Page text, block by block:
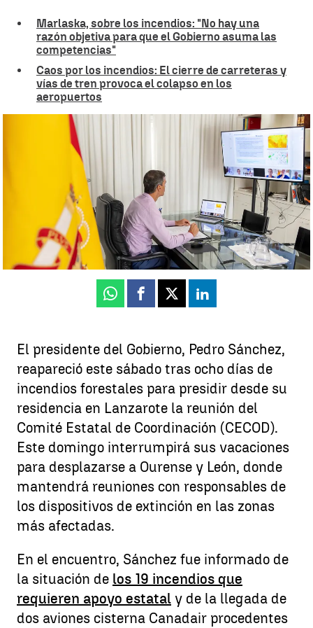
Marlaska, sobre los incendios: "No hay una
razón objetiva para que el Gobierno asuma las
competencias"
Caos por los incendios: El cierre de carreteras y
vías de tren provoca el colapso en los
aeropuertos
Sánchez preside desde Lanzarote la coordinación contra los
incendios |EFE
Luis F. Castillo
Publicado:16 de agosto de 2025, 22:42
Whatsapp
Facebook
X Linkedin
El presidente del Gobierno, Pedro Sánchez,
reapareció este sábado tras ocho días de
incendios forestales para presidir desde su
residencia en Lanzarote la reunión del
Comité Estatal de Coordinación (CECOD).
Este domingo interrumpirá sus vacaciones
para desplazarse a Ourense y León, donde
mantendrá reuniones con responsables de
los dispositivos de extinción en las zonas
más afectadas.
En el encuentro, Sánchez fue informado de
la situación de los 19 incendios que
requieren apoyo estatal y de la llegada de
dos aviones cisterna Canadair procedentes